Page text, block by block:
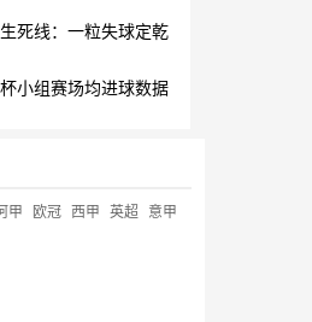
死线：一粒失球定乾
小组赛场均进球数据
甲 欧冠 西甲 英超
意甲